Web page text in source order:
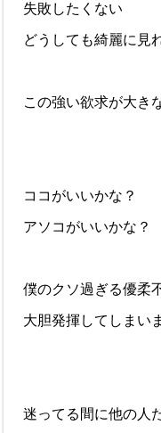
失敗したくない
どうしても綺麗に見
この強い欲求が大き
ココがいいかな？
アソコがいいかな？
僕のクソ過ぎる優柔
大胆発揮してしまい
迷ってる間に他の人